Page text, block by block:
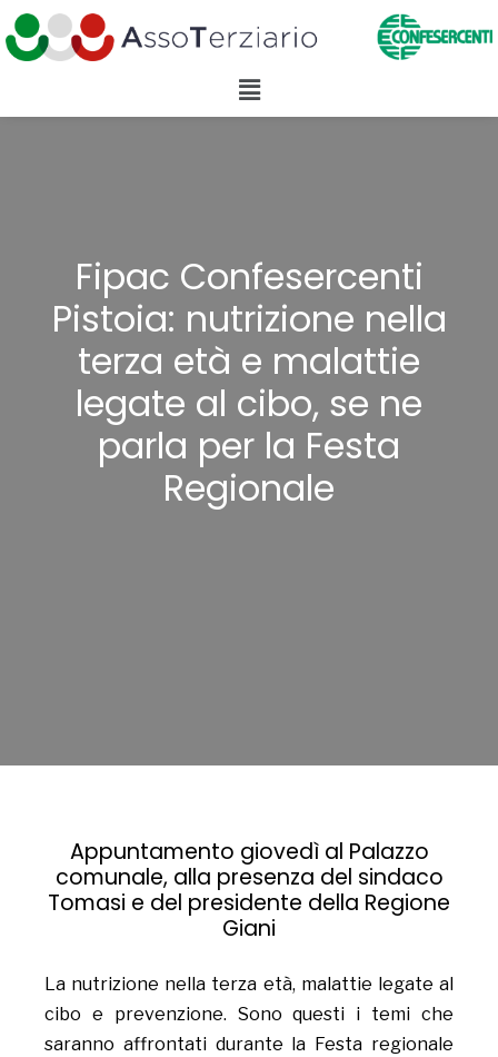
Fipac Confesercenti
Pistoia: nutrizione nella
terza età e malattie
legate al cibo, se ne
parla per la Festa
Regionale
Appuntamento giovedì al Palazzo
comunale, alla presenza del sindaco
Tomasi e del presidente della Regione
Giani
La nutrizione nella terza età, malattie legate al
cibo e prevenzione. Sono questi i temi che
saranno affrontati durante la Festa regionale